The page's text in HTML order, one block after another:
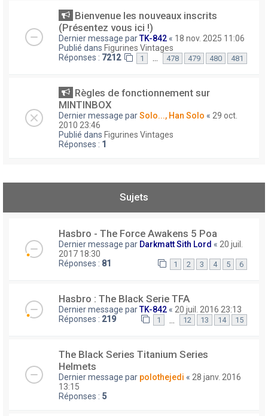
Bienvenue les nouveaux inscrits
(Présentez vous ici !)
Dernier message parTK-842 « 18 nov. 2025 11:06
Publié dans Figurines Vintages
Réponses : 7212 1 … 478 479 480 481
Règles de fonctionnement sur
MINTINBOX
Dernier message parSolo..., Han Solo « 29 oct.
2010 23:46
Publié dans Figurines Vintages
Réponses : 1
Sujets
Hasbro - The Force Awakens 5 Poa
Dernier message par Darkmatt Sith Lord « 20 juil.
2017 18:30
Réponses : 81 1 2 3 4 5 6
Hasbro : The Black Serie TFA
Dernier message parTK-842 « 20 juil. 2016 23:13
Réponses : 219 1 12 13 14 15
The Black Series Titanium Series
Helmets
Dernier message par polothejedi « 28 janv. 2016
13:15
Réponses : 5